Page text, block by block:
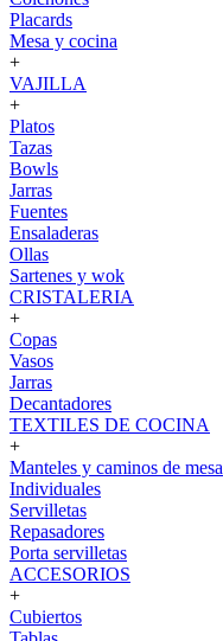
Placards
Mesa y cocina
+
VAJILLA
+
Platos
Tazas
Bowls
Jarras
Fuentes
Ensaladeras
Ollas
Sartenes y wok
CRISTALERIA
+
Copas
Vasos
Jarras
Decantadores
TEXTILES DE COCINA
+
Manteles y caminos de mesa
Individuales
Servilletas
Repasadores
Porta servilletas
ACCESORIOS
+
Cubiertos